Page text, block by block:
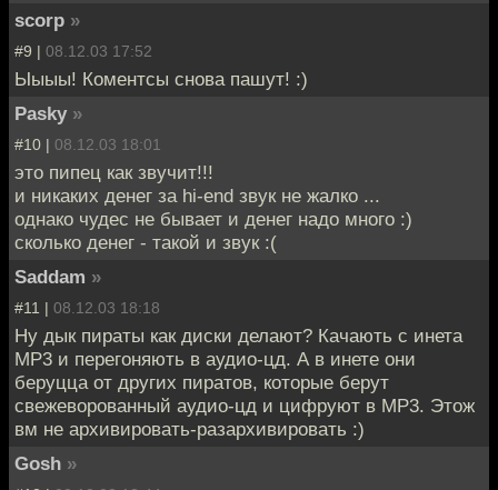
scorp »
#9 | 08.12.03 17:52
Ыыыы! Коментсы снова пашут! :)
Pasky »
#10 | 08.12.03 18:01
это пипец как звучит!!!
и никаких денег за hi-end звук не жалко ...
однако чудес не бывает и денег надо много :)
сколько денег - такой и звук :(
Saddam »
#11 | 08.12.03 18:18
Ну дык пираты как диски делают? Качають с инета
MP3 и перегоняють в аудио-цд. А в инете они
беруцца от других пиратов, которые берут
свежеворованный аудио-цд и цифруют в MP3. Этож
вм не архивировать-разархивировать :)
Gosh »